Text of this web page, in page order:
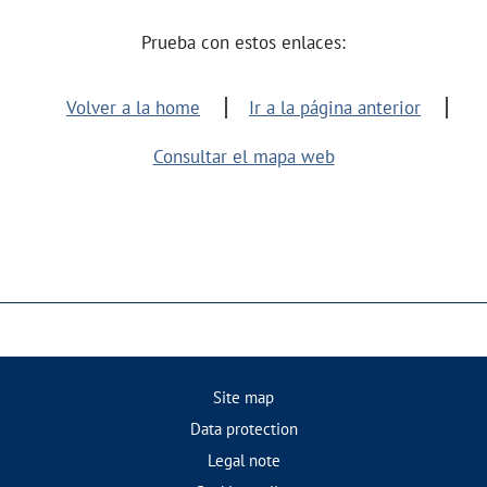
Prueba con estos enlaces:
Volver a la home
Ir a la página anterior
Consultar el mapa web
Site map
Data protection
Legal note